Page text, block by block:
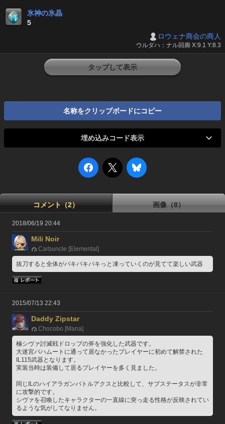
氷神の氷晶
5
ロウェナ商会の商人
ウルダハ：ナル回廊 X:9.1 Y:8.3
タップして表示
名称をクリップボードにコピー
埋め込みコード表示
コメント（2） 画像（8）
2018/06/19 20:44
Mili Noir
Carbuncle [Elemental]
抜刀すると全体がパキパキパキっと凍っていくのが見てて楽しい武器
2015/07/13 22:43
Daddy Zipstar
Chocobo [Mana]
極シヴァ討滅戦ドロップの斧を強化した武器です。
大迷宮バハムートに通って居なかったプレイヤーに初めて解禁された
IL115武器となります。
実装当時は装備して居るプレイヤーを多く見ました。
同じILのハイアラガンバトルアクスと比較して、サブステータスが非常
に攻撃的です。
シヴァを召喚したキャラクターの一直線に突っ走る性格が反映されてい
るような気がしてなりません。